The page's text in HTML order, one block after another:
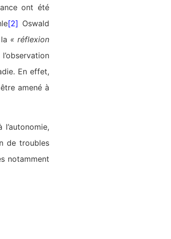
ont été
[2] Oswald
« réflexion
En effet,
amené à
de troubles
notamment